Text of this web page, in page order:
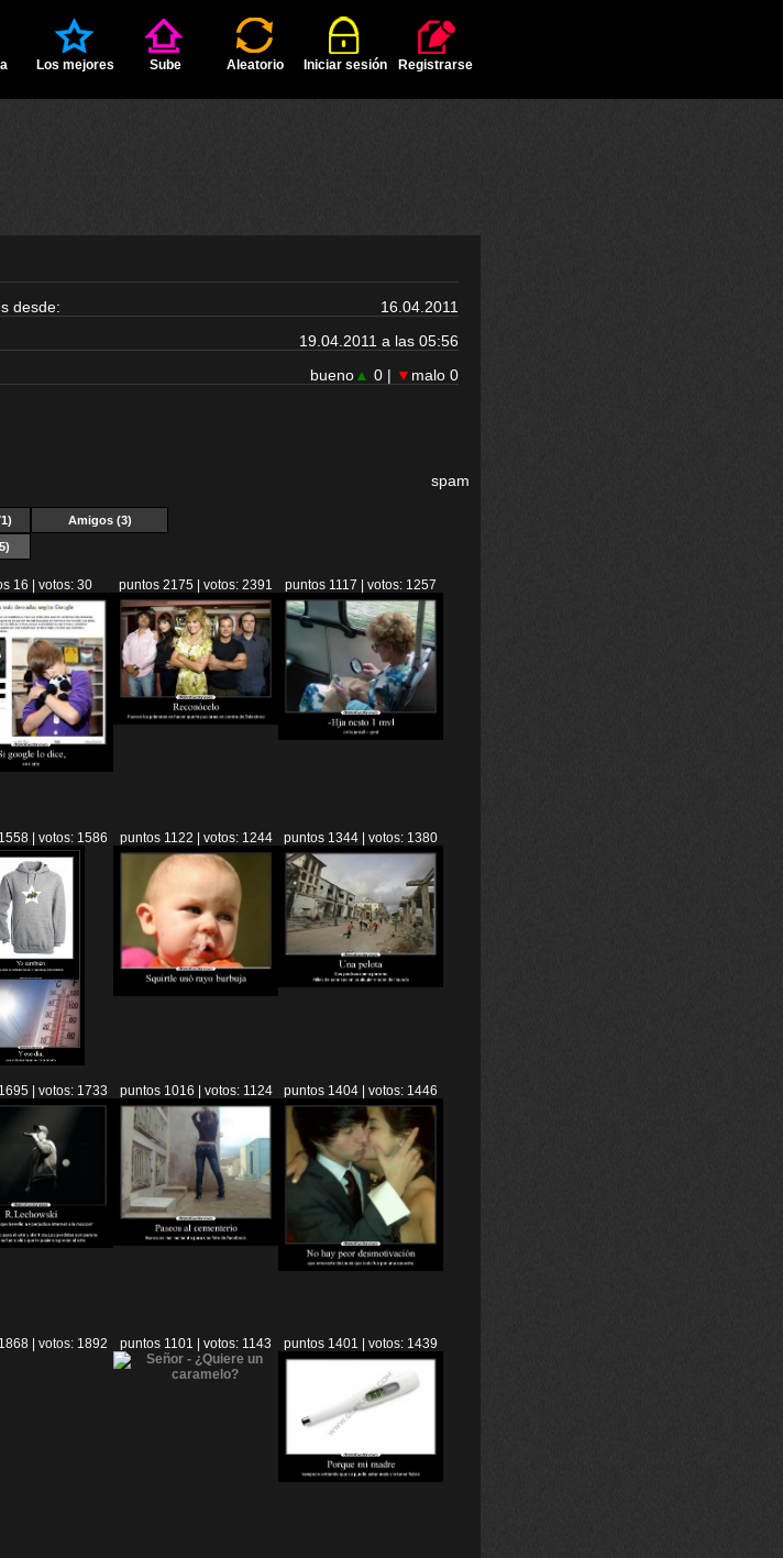
Los mejores Sube Aleatorio Iniciar sesión Registrarse
desde:
16.04.2011
19.04.2011 a las 05:56
bueno▲ 0 | ▼ malo 0
spam
Amigos (3)
16 | votos: 30 puntos 2175 | votos: 2391 puntos 1117 | votos: 1257
| votos: 1586 puntos 1122 | votos: 1244 puntos 1344 | votos: 1380
| votos: 1733 puntos 1016 | votos: 1124 puntos 1404 | votos: 1446
| votos: 1892 puntos 1101 | votos: 1143 puntos 1401 | votos: 1439